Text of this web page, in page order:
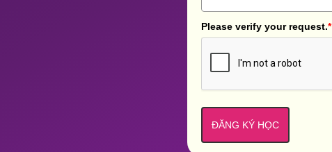
Please verify your request.*
ĐĂNG KÝ HỌC